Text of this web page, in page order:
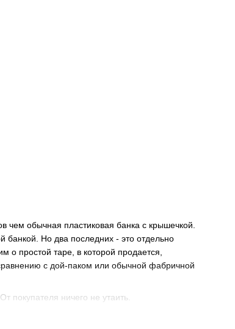
чем обычная пластиковая банка с крышечкой.
банкой. Но два последних - это отдельно
о простой таре, в которой продается,
с дой-паком или обычной фабричной
покупателя ничего не утаить.